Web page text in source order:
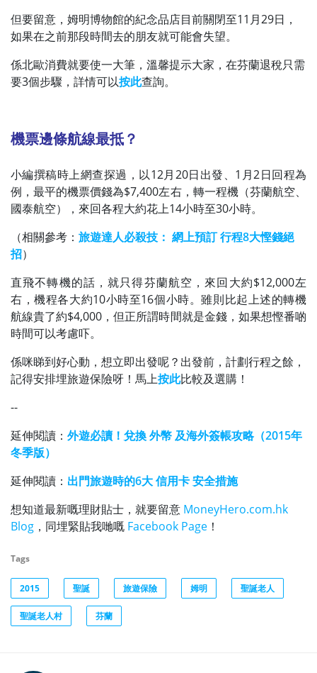
但要留意，姆明博物館的紀念品店目前關閉至11月29日，
如果在之前那段時間去的朋友就可能會失望。
係北歐消費就要使一大筆，溫馨提示大家，在芬蘭退稅只需
要3個步驟，詳情可以按此查詢。
機票邊條航線最抵？
小編撰稿時上網查探過，以12月20日出發、1月2日回程為
例，最平的機票價錢為$7,400左右，轉一程機（芬蘭航空、
國泰航空），來回各程大約花上14小時至30小時。
（相關參考： 旅遊達人必殺技： 網上預訂 行程8大慳錢絕
招）
直飛不轉機的話，就只得芬蘭航空，來回大約$12,000左
右，機程各大約10小時至16個小時。雖則比起上述的轉機
航線貴了約$4,000，但正所謂時間就是金錢，如果想慳番啲
時間可以考慮吓。
係咪睇到好心動，想立即出發呢？出發前，計劃行程之餘，
記得安排埋旅遊保險呀！馬上按此比較及選購！
--
延伸閱讀： 外遊必讀！兌換 外幣 及海外簽帳攻略（2015年
冬季版）
延伸閱讀： 出門旅遊時的6大 信用卡 安全措施
想知道最新嘅理財貼士，就要留意 MoneyHero.com.hk
Blog ，同埋緊貼我哋嘅 Facebook Page ！
Tags
2015 聖誕 旅遊保險 姆明 聖誕老人
聖誕老人村 芬蘭